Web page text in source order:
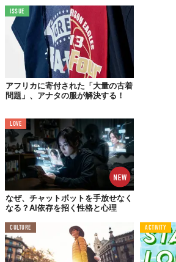
また、店内の「RE;CIRCLE STUDIO」で
月、
1点無料で利用できたり、衣類の
たりするので、穴あきやホツレ、黄ばみ、
まったなど残念な状態になってしまったお
らせるのも可能だ。
ISSUE
アフリカに寄付された「大量の古着
問題」、アナタの服が解決する！
LOVE
なぜ、チャットボットを手放せなく
なる？AI依存を招く性格と心理
CULTURE ACTIVITY